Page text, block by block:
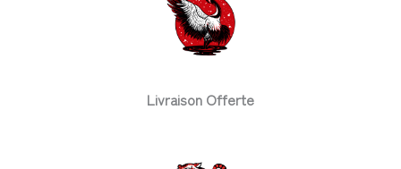
Livraison Offerte